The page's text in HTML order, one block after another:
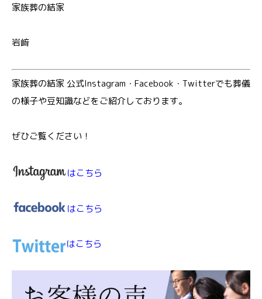
家族葬の結家
岩﨑
家族葬の結家 公式Instagram・Facebook・Twitterでも葬儀
の様子や豆知識などをご紹介しております。
ぜひご覧ください！
はこちら
はこちら
はこちら